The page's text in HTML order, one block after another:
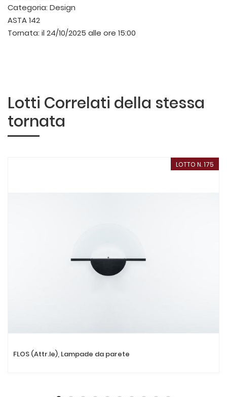
Categoria: Design
ASTA 142
Tornata: il 24/10/2025 alle ore 15:00
Lotti Correlati della stessa
tornata
LOTTO N. 175
FLOS (Attr.le), Lampade da parete